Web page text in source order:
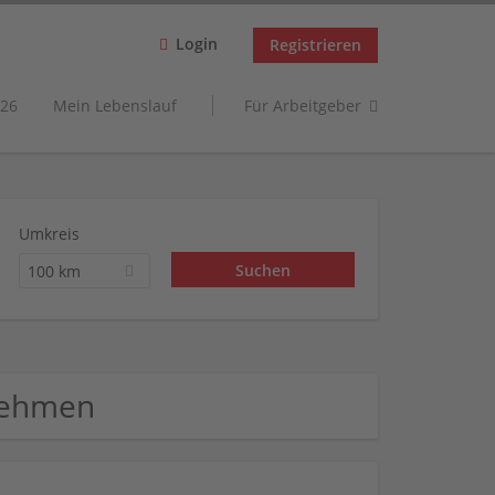
Login Registrieren
Mein Lebenslauf Für Arbeitgeber
Umkreis
100 km